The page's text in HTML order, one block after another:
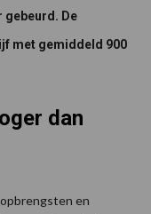
gebeurd. De
met gemiddeld 900
dan
en